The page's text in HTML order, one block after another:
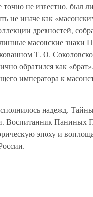
не известно, был
не иначе как
древностей,
масонские знаки
Т. О.
обратился как
императора к
надежд.
Воспитанник Паниных
эпоху и